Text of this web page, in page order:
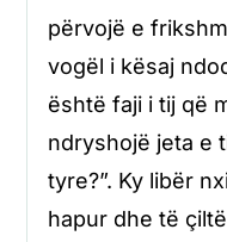
përvojë e
vogël i kësaj
është faji i tij që
ndryshojë jeta e
tyre?”. Ky libër
hapur dhe të